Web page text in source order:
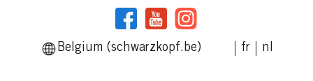
Belgium (schwarzkopf.be) fr nl